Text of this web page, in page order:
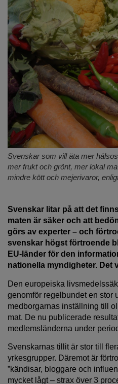
Svenskar som vill äta mer
mer frukt och grönt, mer lokal
mindre kött och mejerivaror,
Svenskar litar på att det
maten är säker och att
görs av experter – och
svenskar högst förtroende
EU-länder för den
nationella myndigheter. Det
Den europeiska
genomför regelbundet en stor
medborgarnas inställning till
mat. De nu publicerade
medlemsländerna under
Svenskarnas tillit är stor till
yrkesgrupper. Däremot är
”kändisar, bloggare och
mycket lågt – strax över 3